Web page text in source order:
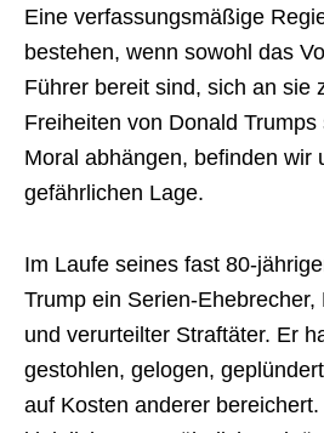
Eine verfassungsmäßige
bestehen, wenn sowohl das
Führer bereit sind, sich an sie
Freiheiten von Donald
Moral abhängen, befinden wir
gefährlichen Lage.
Im Laufe seines fast 80-
Trump ein Serien-
und verurteilter Straftäter. Er
gestohlen, gelogen,
auf Kosten anderer